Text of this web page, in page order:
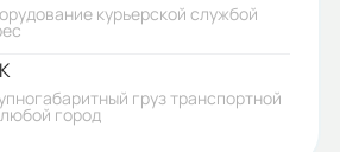
м):
курьерской службой
груз транспортной
город